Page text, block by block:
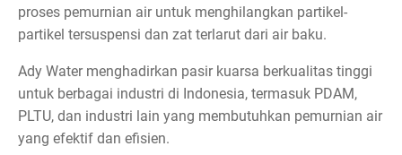
proses pemurnian air untuk menghilangkan partikel-
partikel tersuspensi dan zat terlarut dari air baku.
Ady Water menghadirkan pasir kuarsa berkualitas tinggi
untuk berbagai industri di Indonesia, termasuk PDAM,
PLTU, dan industri lain yang membutuhkan pemurnian air
yang efektif dan efisien.